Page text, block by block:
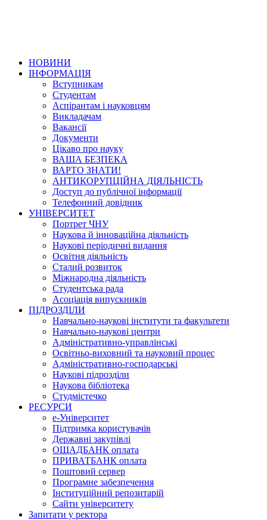
НОВИНИ
ІНФОРМАЦІЯ
Вступникам
Студентам
Аспірантам і науковцям
Викладачам
Вакансії
Документи
Цікаво про науку
ВАША БЕЗПЕКА
ВАРТО ЗНАТИ!
АНТИКОРУПЦІЙНА ДІЯЛЬНІСТЬ
Доступ до публічної інформації
Телефонний довідник
УНІВЕРСИТЕТ
Портрет ЧНУ
Наукова й інноваційна діяльність
Наукові періодичні видання
Освітня діяльність
Сталий розвиток
Міжнародна діяльність
Студентська рада
Асоціація випускників
ПІДРОЗДІЛИ
Навчально-наукові інститути та факультети
Навчально-наукові центри
Адміністративно-управлінські
Освітньо-виховний та науковий процес
Адміністративно-господарські
Наукові підрозділи
Наукова бібліотека
Студмістечко
РЕСУРСИ
е-Університет
Підтримка користувачів
Державні закупівлі
ОЩАДБАНК оплата
ПРИВАТБАНК оплата
Поштовий сервер
Програмне забезпечення
Інституційний репозитарій
Сайти університету
Запитати у ректора